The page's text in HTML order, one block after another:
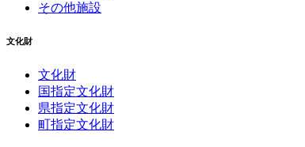
その他施設
文化財
文化財
国指定文化財
県指定文化財
町指定文化財